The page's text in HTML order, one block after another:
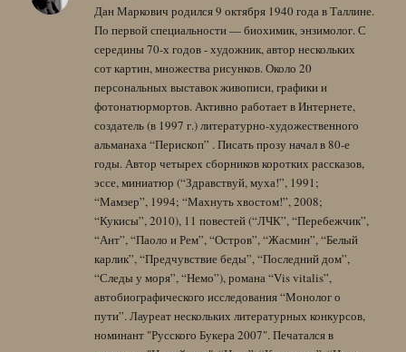
Дан Маркович родился 9 октября 1940 года в Таллине.
По первой специальности — биохимик, энзимолог. С
середины 70-х годов - художник, автор нескольких
сот картин, множества рисунков. Около 20
персональных выставок живописи, графики и
фотонатюрмортов. Активно работает в Интернете,
создатель (в 1997 г.) литературно-художественного
альманаха “Перископ” . Писать прозу начал в 80-е
годы. Автор четырех сборников коротких рассказов,
эссе, миниатюр (“Здравствуй, муха!”, 1991;
“Мамзер”, 1994; “Махнуть хвостом!”, 2008;
“Кукисы”, 2010), 11 повестей (“ЛЧК”, “Перебежчик”,
“Ант”, “Паоло и Рем”, “Остров”, “Жасмин”, “Белый
карлик”, “Предчувствие беды”, “Последний дом”,
“Следы у моря”, “Немо”), романа “Vis vitalis”,
автобиографического исследования “Монолог о
пути”. Лауреат нескольких литературных конкурсов,
номинант "Русского Букера 2007". Печатался в